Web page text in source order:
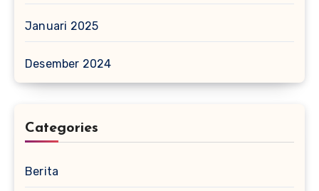
Januari 2025
Desember 2024
Categories
Berita